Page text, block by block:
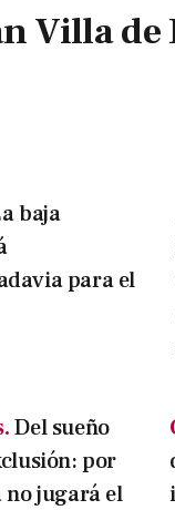
Villa
baja
para el
Del sueño
por
no jugará el